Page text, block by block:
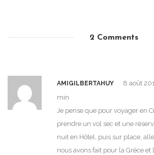
2 Comments
AMIGILBERTAHUY
8 août
min
Je pense que pour voyager en
prendre un vol sec et une
nuit en Hôtel, puis sur place,
nous avons fait pour la Grèce et